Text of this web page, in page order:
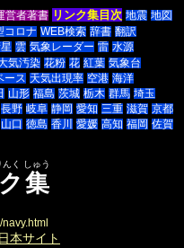
営者著書 リンク集目次 地震 地図
コロナ WEB検索 辞書 翻訳
雲 気象レーダー 雷 水源
気汚染 花粉 花 紅葉 気象台
ース 天気出現率 空港 海洋
山形 福島 茨城 栃木 群馬 埼玉
長野 岐阜 静岡 愛知 三重 滋賀 京都
山口 徳島 香川 愛媛 高知 福岡 佐賀
集
く しゅう
日本サイト